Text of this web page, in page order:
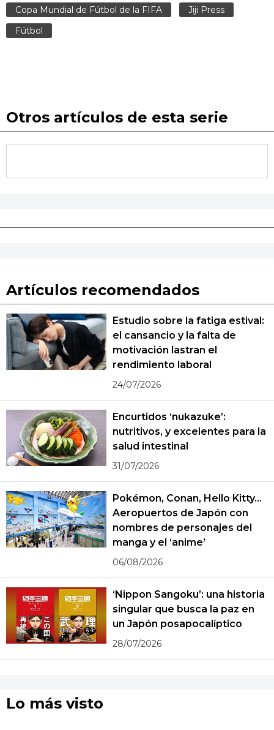
Copa Mundial de Fútbol de la FIFA
Jiji Press
Fútbol
Otros artículos de esta serie
Artículos recomendados
Estudio sobre la fatiga estival:
el cansancio y la falta de
motivación lastran el
rendimiento laboral
24/07/2026
Encurtidos ‘nukazuke’:
nutritivos, y excelentes para la
salud intestinal
31/07/2026
Pokémon, Conan, Hello Kitty...
Aeropuertos de Japón con
nombres de personajes del
manga y el ‘anime’
06/08/2026
‘Nippon Sangoku’: una historia
singular que busca la paz en
un Japón posapocalíptico
28/07/2026
Lo más visto